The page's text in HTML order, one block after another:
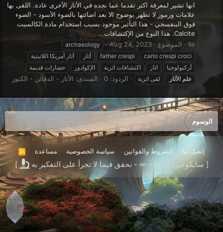
انها تشير لمعرفة اكثر تقدما عما نجده في الأثار الأخرى عادة. اللقى بها
علامات ورموز لا تظهر بوضوح الا بعد اضائتها بالضوء الأسود - الضوء
فوق البنفسجي - هذا التأثير موجود بسبب استخدام مادة الكالسيت
Calcite. هذا النوع من الإكتشافات...
Ile
الموضوع Aug 24, 2023
archaeology
carlo crespi croci
father crespi أثار
أثار أمريكا اللاتينية
أركيولوجيا
اثار اكتشافات اثرية الإكوادور
حضارات قديمة
علم الآثار لقى اثرية الردود: 0 المنتدى: الأثار - الدفائن - الكنوز
الوسوم
إتصل بنا الشروط والقوانين سياسة الخصوصية مساعدة
R
S
[ سايكوجين 2017 - ∞ - نحقق فيما لا تجرأ على التفكير به ]